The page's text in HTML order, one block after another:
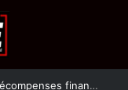
Lutte contre les drogues : octroi de récompenses financières aux dénonciateurs de trafiquants